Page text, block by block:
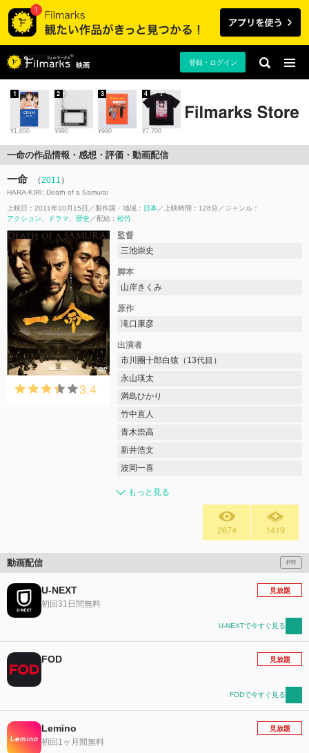
映画 登録・ログイン
¥1,650
1
¥990
2
¥990
3
¥7,700
4
一命の作品情報・感想・評価・動画配信
一命 （2011 ）
HARA-KIRI: Death of a Samurai
上映日：2011年10月15日 製作国・地域： 日本 上映時間：126分
ジャンル：
アクション
ドラマ 歴史 配給： 松竹
3.4
監督
三池崇史
脚本
山岸きくみ
原作
滝口康彦
出演者
市川團十郎白猿（13代目）
永山瑛太
満島ひかり
竹中直人
青木崇高
新井浩文
波岡一喜
もっと見る
2674 1419
動画配信 PR
U-NEXT
初回31日間無料
見放題
U-NEXTで今すぐ見る
FOD 見放題
FODで今すぐ見る
Lemino
初回1ヶ月間無料
見放題